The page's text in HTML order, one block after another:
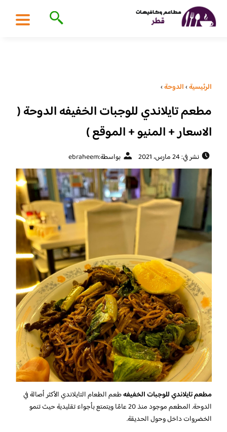
الرئيسية›الدوحة›
مطعم تايلاندي للوجبات الخفيفه الدوحة (
الاسعار + المنيو + الموقع )
نشر في: 24 مارس، 2021 بواسطة:ebraheem
مطعم تايلاندي للوجبات الخفيفهطعم الطعام التايلاندي الأكثر أصالة في
الدوحة. المطعم موجود منذ 20 عامًا ويتمتع بأجواء تقليدية حيث تنمو
الخضروات داخل وحول الحديقة.